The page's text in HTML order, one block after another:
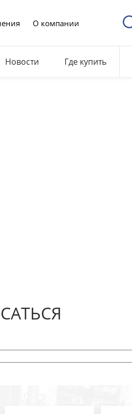
О компании
Новости Где купить